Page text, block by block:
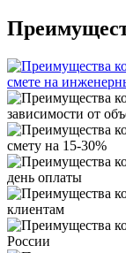
смете на
зависимости от
смету на 15-30%
день оплаты
клиентам
России